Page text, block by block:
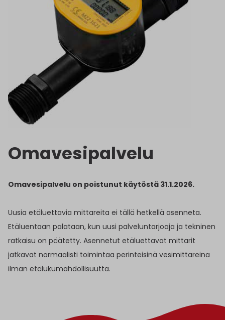
Omavesipalvelu
Omavesipalvelu on poistunut käytöstä 31.1.2026.
Uusia etäluettavia mittareita ei tällä hetkellä asenneta.
Etäluentaan palataan, kun uusi palveluntarjoaja ja tekninen
ratkaisu on päätetty. Asennetut etäluettavat mittarit
jatkavat normaalisti toimintaa perinteisinä vesimittareina
ilman etälukumahdollisuutta.